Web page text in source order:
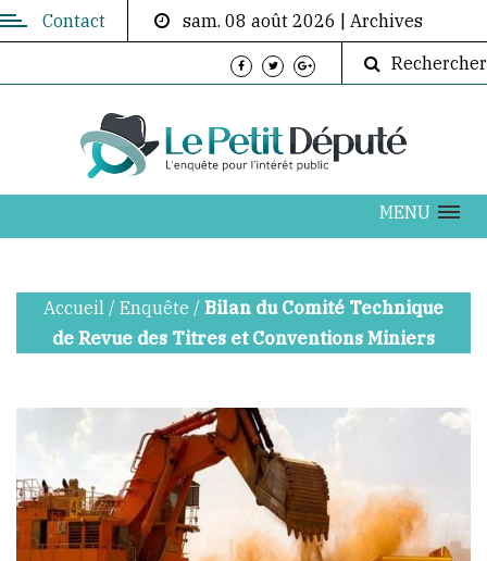
Directeur
info@lepetitdepute.com
076
WhatsApp
Contact sam. 08 août 2026
Archives
Rechercher
MENU
Accueil / Enquête / Bilan du Comité Technique
de Revue des Titres et Conventions Miniers